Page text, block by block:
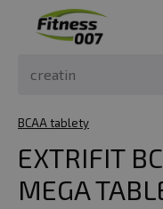
BCAA tablety
EXTRIFIT
MEGA